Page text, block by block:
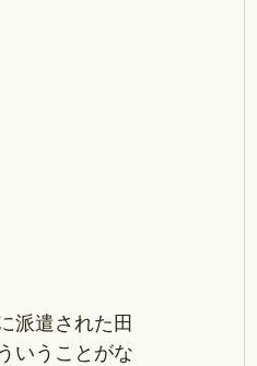
派遣された田
いうことがな